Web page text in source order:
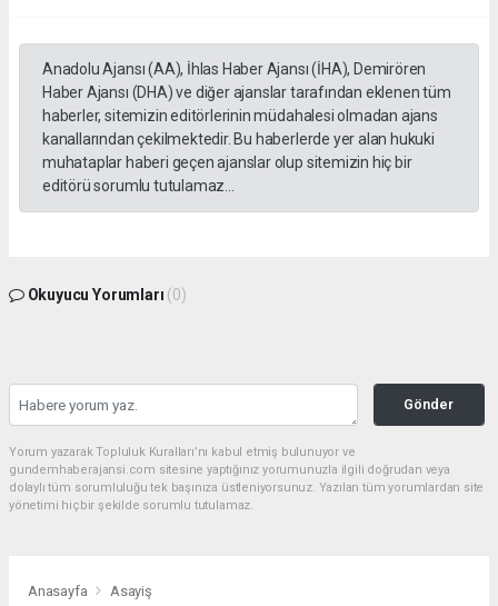
Anadolu Ajansı (AA), İhlas Haber Ajansı (İHA), Demirören
Haber Ajansı (DHA) ve diğer ajanslar tarafından eklenen tüm
haberler, sitemizin editörlerinin müdahalesi olmadan ajans
kanallarından çekilmektedir. Bu haberlerde yer alan hukuki
muhataplar haberi geçen ajanslar olup sitemizin hiç bir
editörü sorumlu tutulamaz...
Okuyucu Yorumları (0)
Gönder
Yorum yazarak Topluluk Kuralları’nı kabul etmiş bulunuyor ve
gundemhaberajansi.com sitesine yaptığınız yorumunuzla ilgili doğrudan veya
dolaylı tüm sorumluluğu tek başınıza üstleniyorsunuz. Yazılan tüm yorumlardan site
yönetimi hiçbir şekilde sorumlu tutulamaz.
Anasayfa Asayiş